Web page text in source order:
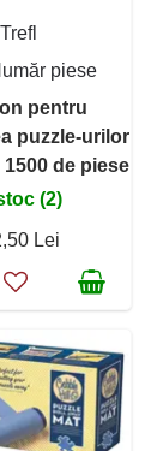
Trefl
piese
pentru
puzzle-urilor
de piese
(2)
Lei